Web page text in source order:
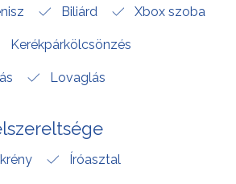
Biliárd Xbox szoba
Kerékpárkölcsönzés
Lovaglás
Íróasztal